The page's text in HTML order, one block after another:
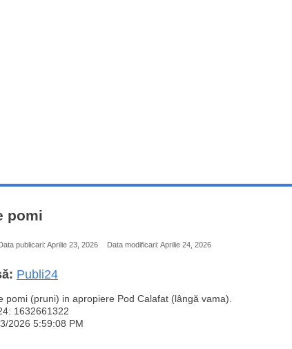
pomi
publicari: Aprilie 23, 2026 Data modificari: Aprilie 24, 2026
Publi24
pomi (pruni) in apropiere Pod Calafat (lângă vama).
1632661322
2026 5:59:08 PM